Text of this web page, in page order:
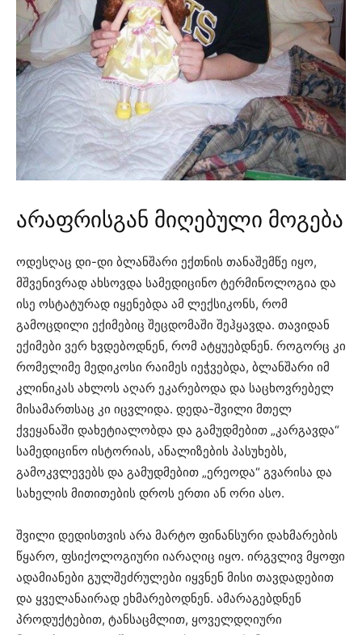
არაფრისგან მიღებული მოგება
ოდესღაც დი-დი ბლანშარი ექთნის თანაშემწე იყო,
მშვენივრად ახსოვდა სამედიცინო ტერმინოლოგია და
ისე ოსტატურად იყენებდა ამ ლექსიკონს, რომ
გამოცდილი ექიმებიც შეცდომაში შეჰყავდა. თავიდან
ექიმები ვერ ხვდებოდნენ, რომ ატყუებდნენ. როგორც კი
რომელიმე მედიკოსი რაიმეს იეჭვებდა, ბლანშარი იმ
კლინიკას ახლოს აღარ ეკარებოდა და საცხოვრებელ
მისამართსაც კი იცვლიდა. დედა-შვილი მთელ
ქვეყანაში დახეტიალობდა და გამუდმებით „კარგავდა“
სამედიცინო ისტორიას, ანალიზების პასუხებს,
გამოკვლევებს და გამუდმებით „ერეოდა“ გვარისა და
სახელის მითითების დროს ერთი ან ორი ასო.
შვილი დედისთვის არა მარტო ფინანსური დახმარების
წყარო, ფსიქოლოგიური იარაღიც იყო. ირგვლივ მყოფი
ადამიანები გულშეძრულები იყვნენ მისი თავდადებით
და ყველანაირად ეხმარებოდნენ. ამარაგებდნენ
პროდუქტებით, ტანსაცმლით, ყოველდღიური